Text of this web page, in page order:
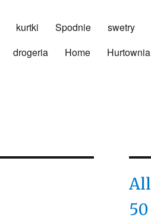
kurtki Spodnie swetry
drogeria Home
50